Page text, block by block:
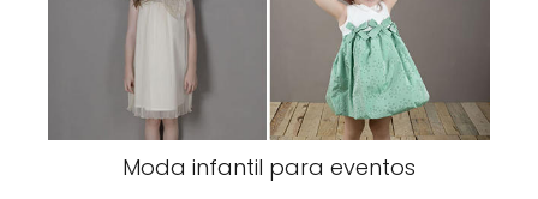
Moda infantil para eventos